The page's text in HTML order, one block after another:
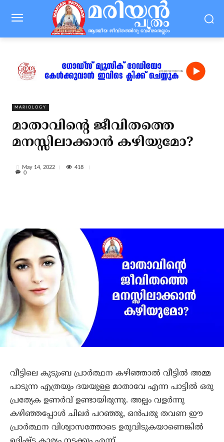
MARIOLOGY
മാതാവിന്‍റെ ജീവിതത്തെ
മനസ്സിലാക്കാന്‍ കഴിയുമോ?
May 14, 2022
418
0
വീട്ടിലെ കുടുംബ പ്രാർത്ഥന കഴിഞ്ഞാൽ വീട്ടിൽ അമ്മ
പാടുന്ന എത്രയും ദയയുള്ള മാതാവേ എന്ന പാട്ടിൽ ഒരു
പ്രത്യേക ഉണർവ് ഉണ്ടായിരുന്നു. അല്പം വളർന്നു
കഴിഞ്ഞപ്പോൾ ചിലർ പറഞ്ഞു, ഒൻപതു തവണ ഈ
പ്രാർത്ഥന വിശ്വാസത്തോടെ ഉരുവിടുകയാണെങ്കിൽ